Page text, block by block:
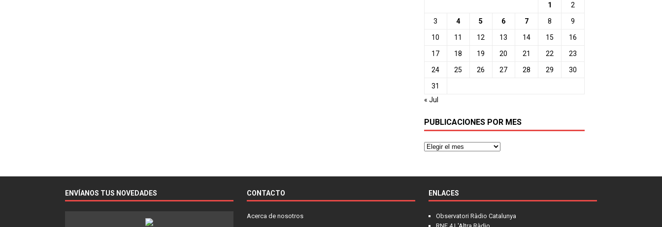
1 2
3 4 5 6 7 8 9
10 11 12 13 14 15 16
17 18 19 20 21 22 23
24 25 26 27 28 29 30
31
« Jul
PUBLICACIONES POR MES
ENVÍANOS TUS NOVEDADES CONTACTO
Acerca de nosotros
ENLACES
Observatori Ràdio Catalunya